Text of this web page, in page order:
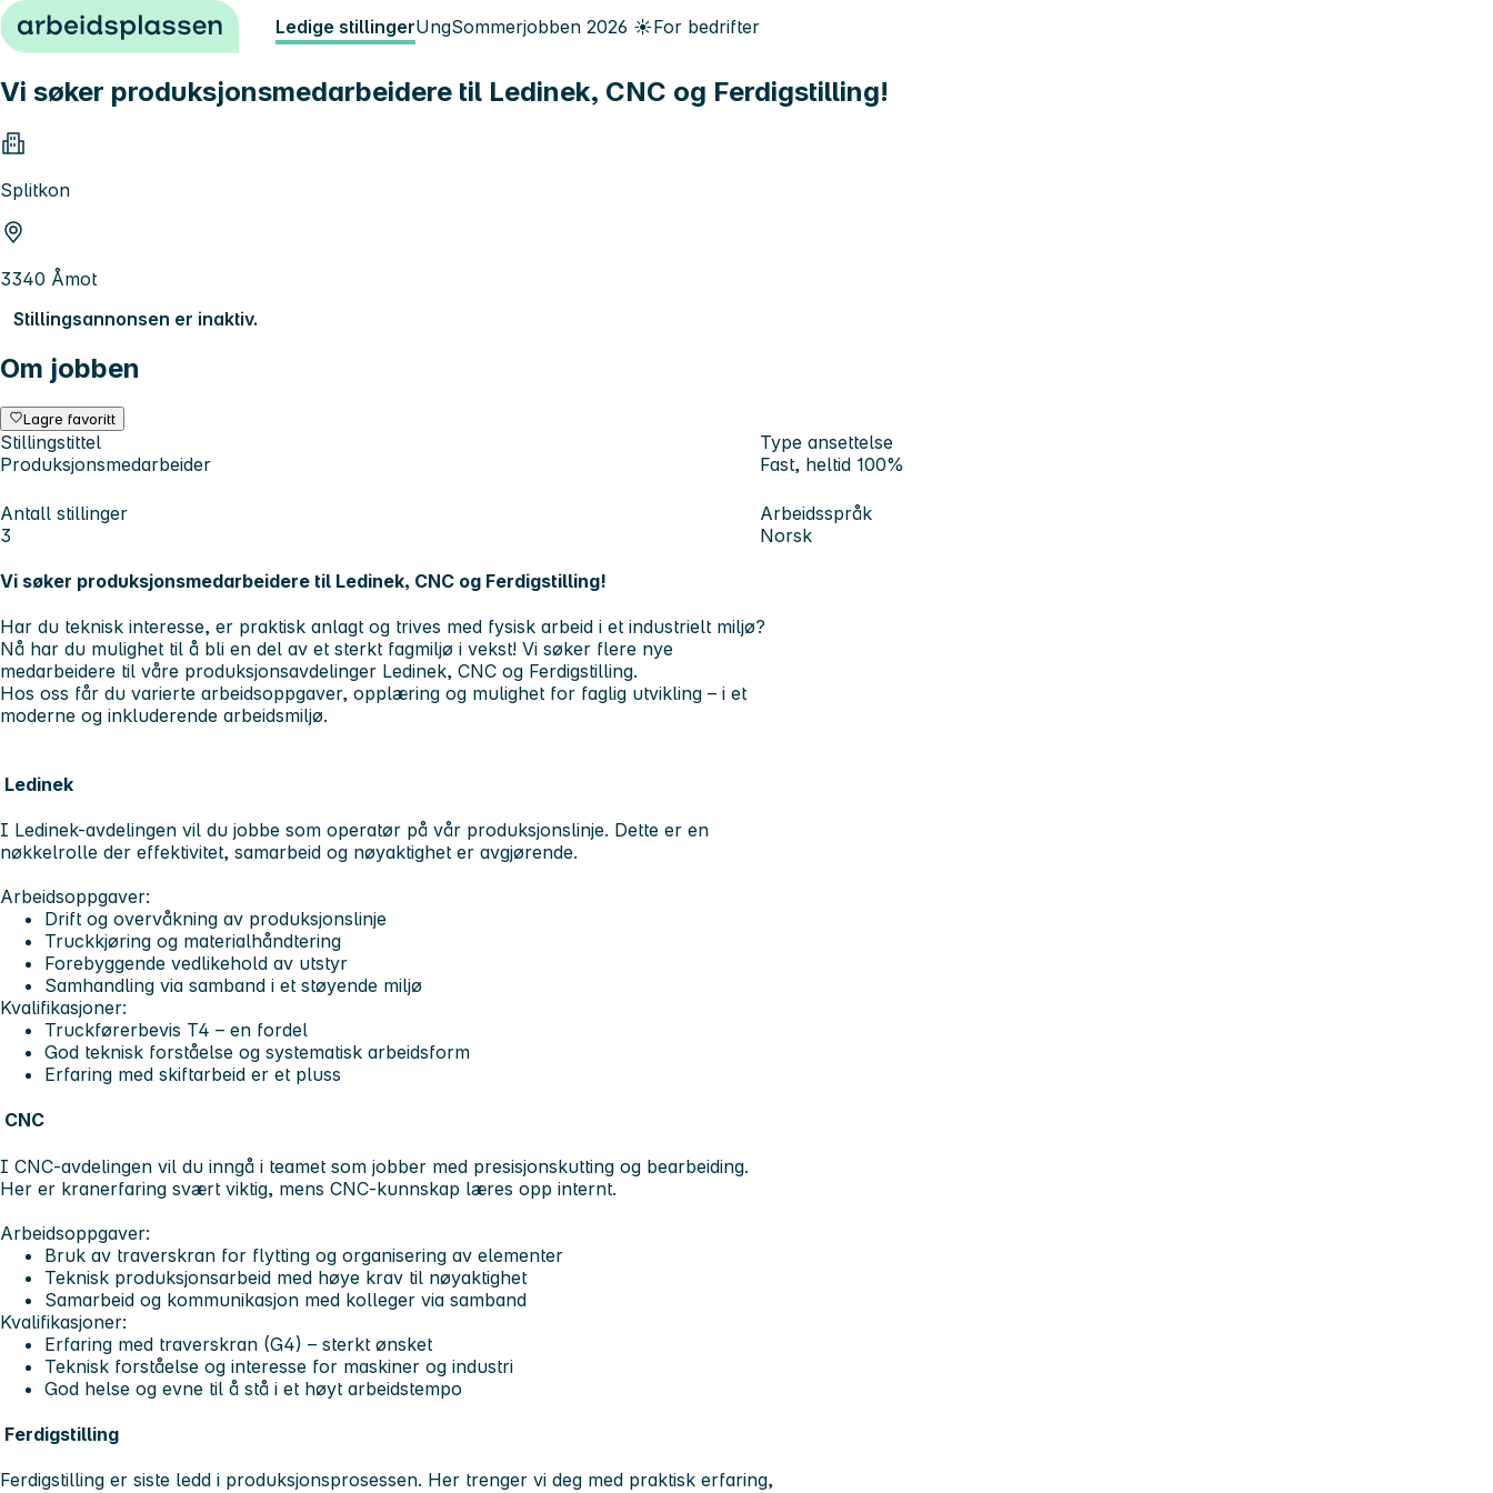
Hopp til innhold Ledige stillingerUngSommerjobben 2026 ☀️For bedrifter
Vi søker produksjonsmedarbeidere til Ledinek, CNC og Ferdigstilling!
Splitkon
3340 Åmot
Stillingsannonsen er inaktiv.
Om jobben
Lagre favoritt
Stillingstittel
Produksjonsmedarbeider
Type ansettelse
Fast, heltid 100%
Antall stillinger
3
Arbeidsspråk
Norsk
Vi søker produksjonsmedarbeidere til Ledinek, CNC og Ferdigstilling!
Har du teknisk interesse, er praktisk anlagt og trives med fysisk arbeid i et industrielt miljø?
Nå har du mulighet til å bli en del av et sterkt fagmiljø i vekst! Vi søker flere nye
medarbeidere til våre produksjonsavdelinger Ledinek, CNC og Ferdigstilling.
Hos oss får du varierte arbeidsoppgaver, opplæring og mulighet for faglig utvikling – i et
moderne og inkluderende arbeidsmiljø.
Ledinek
I Ledinek-avdelingen vil du jobbe som operatør på vår produksjonslinje. Dette er en
nøkkelrolle der effektivitet, samarbeid og nøyaktighet er avgjørende.
Arbeidsoppgaver:
Drift og overvåkning av produksjonslinje
Truckkjøring og materialhåndtering
Forebyggende vedlikehold av utstyr
Samhandling via samband i et støyende miljø
Kvalifikasjoner:
Truckførerbevis T4 – en fordel
God teknisk forståelse og systematisk arbeidsform
Erfaring med skiftarbeid er et pluss
CNC
I CNC-avdelingen vil du inngå i teamet som jobber med presisjonskutting og bearbeiding.
Her er kranerfaring svært viktig, mens CNC-kunnskap læres opp internt.
Arbeidsoppgaver:
Bruk av traverskran for flytting og organisering av elementer
Teknisk produksjonsarbeid med høye krav til nøyaktighet
Samarbeid og kommunikasjon med kolleger via samband
Kvalifikasjoner:
Erfaring med traverskran (G4) – sterkt ønsket
Teknisk forståelse og interesse for maskiner og industri
God helse og evne til å stå i et høyt arbeidstempo
Ferdigstilling
Ferdigstilling er siste ledd i produksjonsprosessen. Her trenger vi deg med praktisk erfaring,